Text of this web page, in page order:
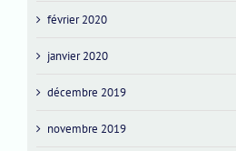
février 2020
janvier 2020
décembre 2019
novembre 2019